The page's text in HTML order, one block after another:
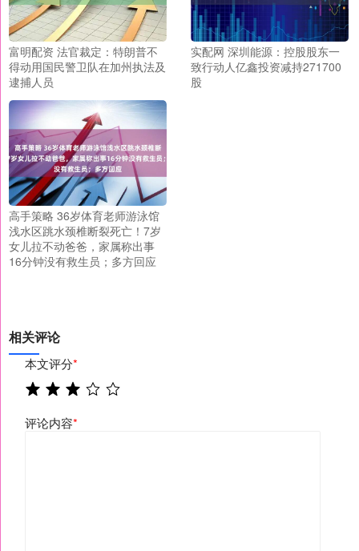
富明配资 法官裁定：特朗普不
得动用国民警卫队在加州执法及
逮捕人员
实配网 深圳能源：控股股东一
致行动人亿鑫投资减持271700
股
高手策略 36岁体育老师游泳馆
浅水区跳水颈椎断裂死亡！7岁
女儿拉不动爸爸，家属称出事
16分钟没有救生员；多方回应
相关评论
本文评分*
评论内容*